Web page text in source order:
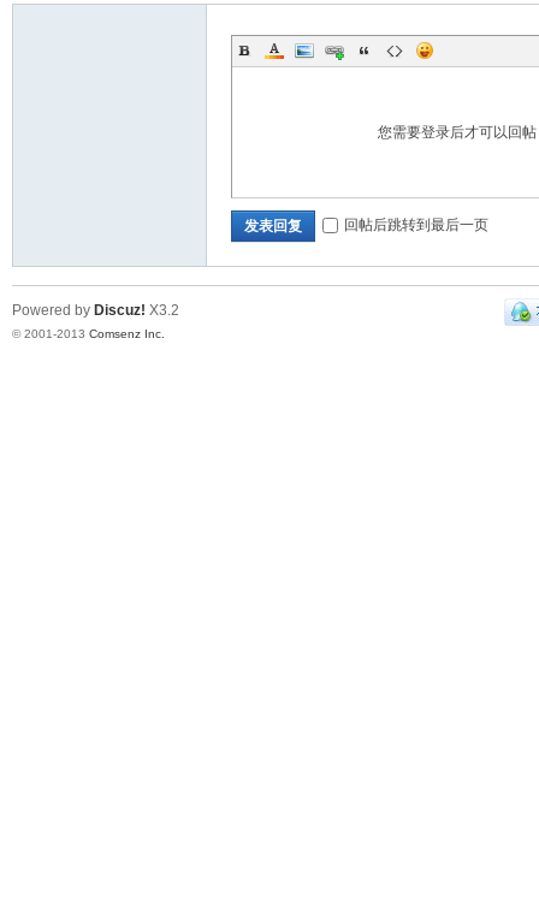
您需要登录后才可以回帖
发表回复 回帖后跳转到最后一页
Powered by Discuz! X3.2
© 2001-2013 Comsenz Inc.